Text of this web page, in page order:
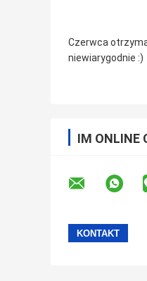
Czerwca
niewiarygodnie :)
IM ONLINE